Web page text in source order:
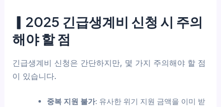
▎2025 긴급생계비 신청 시 주의
해야 할 점
긴급생계비 신청은 간단하지만, 몇 가지 주의해야 할 점
이 있습니다.
중복 지원 불가: 유사한 위기 지원 금액을 이미 받